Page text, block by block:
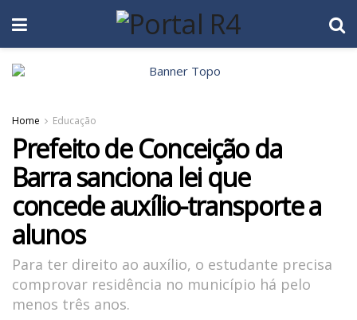
Home Educação
Prefeito de Conceição da
Barra sanciona lei que
concede auxílio-transporte a
alunos
Para ter direito ao auxílio, o estudante precisa
comprovar residência no município há pelo
menos três anos.